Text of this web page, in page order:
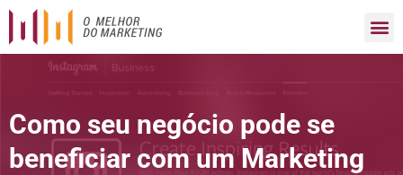
Como seu negócio pode se
beneficiar com um Marketing